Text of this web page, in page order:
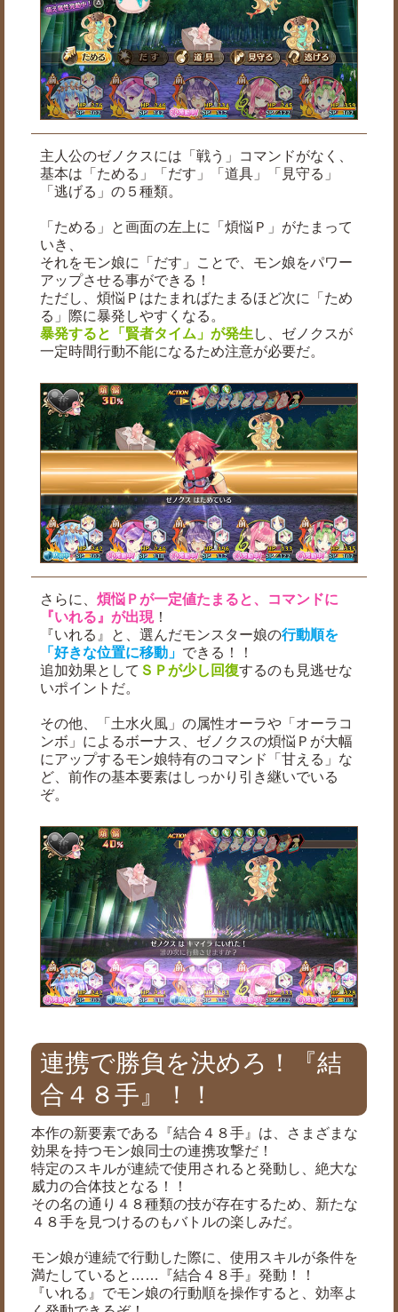
主人公のゼノクスには「戦う」コマンドがなく、
基本は「ためる」「だす」「道具」「見守る」
「逃げる」の５種類。
「ためる」と画面の左上に「煩悩Ｐ」がたまって
いき、
それをモン娘に「だす」ことで、モン娘をパワー
アップさせる事ができる！
ただし、煩悩Ｐはたまればたまるほど次に「ため
る」際に暴発しやすくなる。
暴発すると「賢者タイム」が発生 し、ゼノクスが
一定時間行動不能になるため注意が必要だ。
さらに、 煩悩Ｐが一定値たまると、コマンドに
『いれる』が出現！
『いれる』と、選んだモンスター娘の行動順を
「好きな位置に移動」 できる！！
追加効果として ＳＰが少し回復するのも見逃せな
いポイントだ。
その他、「土水火風」の属性オーラや「オーラコ
ンボ」によるボーナス、ゼノクスの煩悩Ｐが大幅
にアップするモン娘特有のコマンド「甘える」な
ど、前作の基本要素はしっかり引き継いでいる
ぞ。
連携で勝負を決めろ！『結
合４８手』！！
本作の新要素である『結合４８手』は、さまざまな
効果を持つモン娘同士の連携攻撃だ！
特定のスキルが連続で使用されると発動し、絶大な
威力の合体技となる！！
その名の通り４８種類の技が存在するため、新たな
４８手を見つけるのもバトルの楽しみだ。
モン娘が連続で行動した際に、使用スキルが条件を
満たしていると……『結合４８手』発動！！
『いれる』でモン娘の行動順を操作すると、効率よ